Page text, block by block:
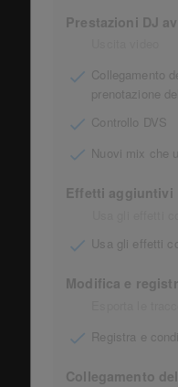
Prestazioni DJ
Collegamento
prenotazione
Controllo DVS
Nuovi mix che
Effetti aggiuntivi
Usa gli effetti
Modifica e
Registra e
Collegamento